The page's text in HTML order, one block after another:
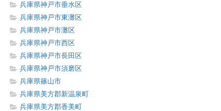
兵庫県神戸市垂水区
兵庫県神戸市東灘区
兵庫県神戸市灘区
兵庫県神戸市西区
兵庫県神戸市長田区
兵庫県神戸市須磨区
兵庫県篠山市
兵庫県美方郡新温泉町
兵庫県美方郡香美町